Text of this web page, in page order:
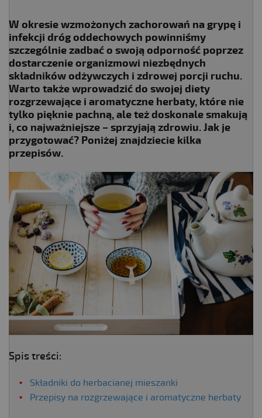
W okresie wzmożonych zachorowań na grypę i
infekcji dróg oddechowych powinniśmy
szczególnie zadbać o swoją odporność poprzez
dostarczenie organizmowi niezbędnych
składników odżywczych i zdrowej porcji ruchu.
Warto także wprowadzić do swojej diety
rozgrzewające i aromatyczne herbaty, które nie
tylko pięknie pachną, ale też doskonale smakują
i, co najważniejsze – sprzyjają zdrowiu. Jak je
przygotować? Poniżej znajdziecie kilka
przepisów.
Spis treści:
Składniki do herbacianej mieszanki
Przepisy na rozgrzewające i aromatyczne herbaty